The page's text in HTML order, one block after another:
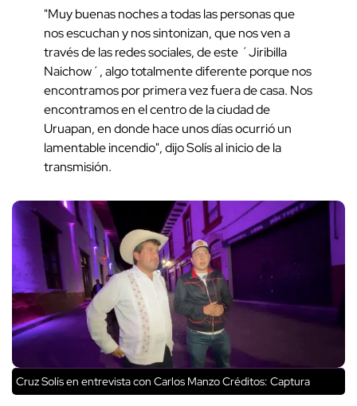
"Muy buenas noches a todas las personas que
nos escuchan y nos sintonizan, que nos ven a
través de las redes sociales, de este ´Jiribilla
Naichow´, algo totalmente diferente porque nos
encontramos por primera vez fuera de casa. Nos
encontramos en el centro de la ciudad de
Uruapan, en donde hace unos días ocurrió un
lamentable incendio", dijo Solís al inicio de la
transmisión.
Cruz Solís en entrevista con Carlos ManzoCréditos: Captura